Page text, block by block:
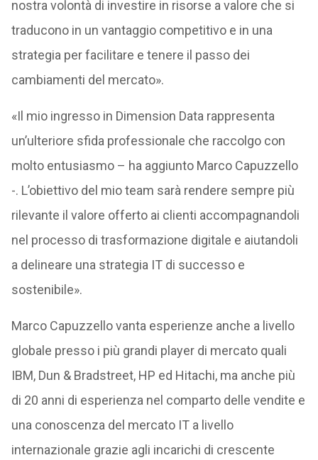
nostra volontà di investire in risorse a valore che si
traducono in un vantaggio competitivo e in una
strategia per facilitare e tenere il passo dei
cambiamenti del mercato».
«Il mio ingresso in Dimension Data rappresenta
un’ulteriore sfida professionale che raccolgo con
molto entusiasmo – ha aggiunto Marco Capuzzello
-. L’obiettivo del mio team sarà rendere sempre più
rilevante il valore offerto ai clienti accompagnandoli
nel processo di trasformazione digitale e aiutandoli
a delineare una strategia IT di successo e
sostenibile».
Marco Capuzzello vanta esperienze anche a livello
globale presso i più grandi player di mercato quali
IBM, Dun & Bradstreet, HP ed Hitachi, ma anche più
di 20 anni di esperienza nel comparto delle vendite e
una conoscenza del mercato IT a livello
internazionale grazie agli incarichi di crescente